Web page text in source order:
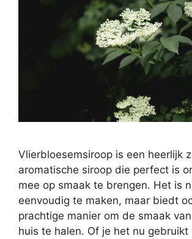
Vlierbloesemsiroop is een heerlijk
aromatische siroop die perfect is
mee op smaak te brengen. Het is
eenvoudig te maken, maar biedt
prachtige manier om de smaak
huis te halen. Of je het nu gebruikt